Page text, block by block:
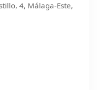
4, Málaga-Este,